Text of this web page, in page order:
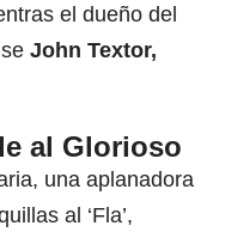
el dueño del
John Textor,
al Glorioso
una aplanadora
al ‘Fla’,